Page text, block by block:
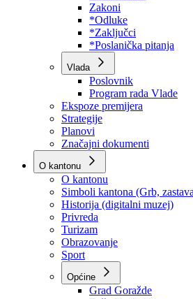
Poslovnik
Program rada Skupštine
Budžet 2026
Zakoni
*Odluke
*Zaključci
*Poslanička pitanja
Vlada
Poslovnik
Program rada Vlade
Ekspoze premijera
Strategije
Planovi
Značajni dokumenti
O kantonu
O kantonu
Simboli kantona (Grb, zastava)
Historija (digitalni muzej)
Privreda
Turizam
Obrazovanje
Sport